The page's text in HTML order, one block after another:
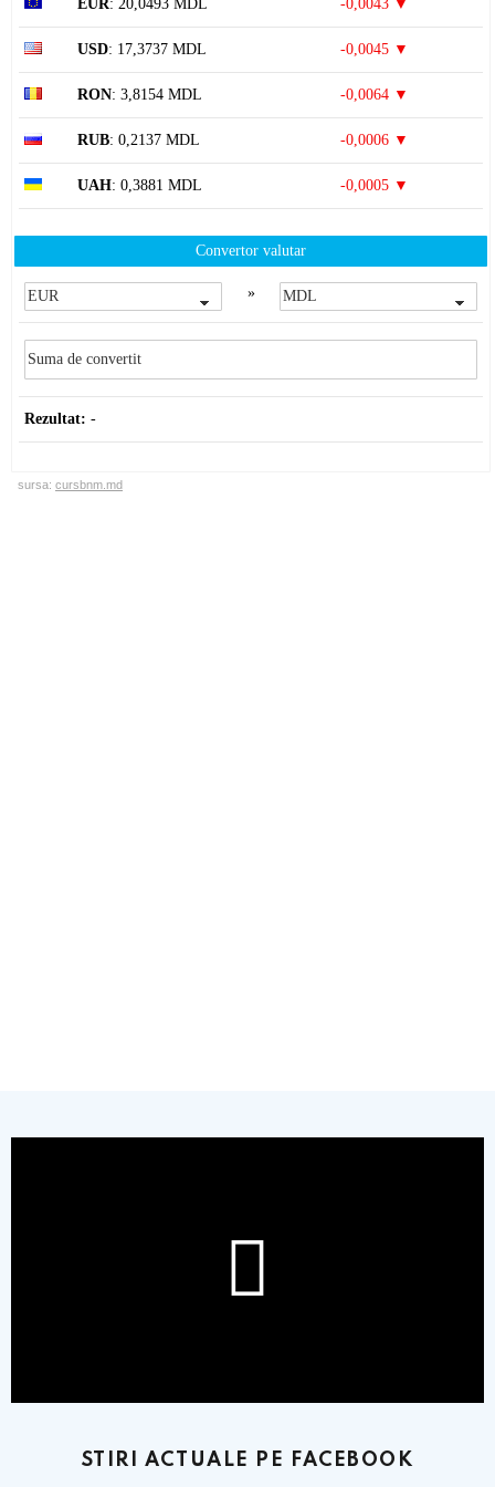
EUR: 20,0493 MDL -0,0043 ▼
USD: 17,3737 MDL -0,0045 ▼
RON: 3,8154 MDL -0,0064 ▼
RUB: 0,2137 MDL -0,0006 ▼
UAH: 0,3881 MDL -0,0005 ▼
Convertor valutar
»
Rezultat: -
sursa: cursbnm.md
STIRI ACTUALE PE FACEBOOK